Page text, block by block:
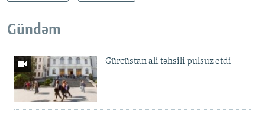
Gündəm
Gürcüstan ali təhsili pulsuz etdi